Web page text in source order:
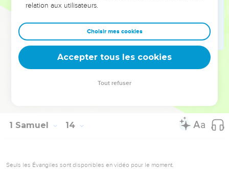
Il arriva qu’au jour du combat, il ne se trouvait ni épée ni
Jonathan ; il ne s’en trouvait que pour Saül et son fils
Jonathan.
Un poste de Philistins vint s’établir à la passe de Mikmas.
© Société biblique française – Bibli’O, 1978, avec autorisation. Pour vous procurer
1 Samuel 14
Seuls les Évangiles sont disponibles en vidéo pour le moment.
relation aux utilisateurs.
Choisir mes cookies
Accepter tous les cookies
Tout refuser